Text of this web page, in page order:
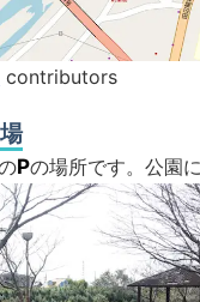
contributors
Pの場所です。公園